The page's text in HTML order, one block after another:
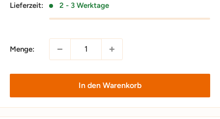
Lieferzeit: 2 - 3 Werktage
Menge:
In den Warenkorb